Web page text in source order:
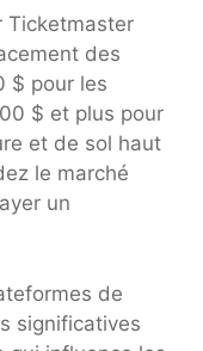
Ticketmaster
des
$ pour les
$ et plus pour
et de sol haut
le marché
un
de
significatives